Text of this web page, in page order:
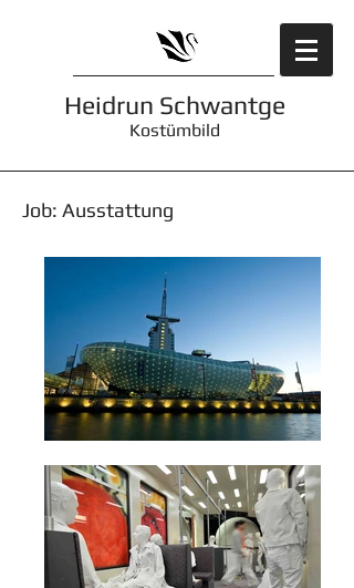
Heidrun Schwantge
Kostümbild
Job: Ausstattung